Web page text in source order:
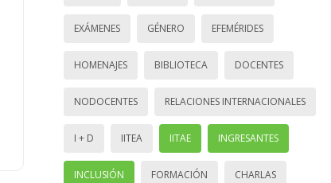
EXÁMENES GÉNERO EFEMÉRIDES
HOMENAJES BIBLIOTECA DOCENTES
NODOCENTES RELACIONES INTERNACIONALES
I + D IITEA IITAE INGRESANTES
INCLUSIÓN FORMACIÓN CHARLAS